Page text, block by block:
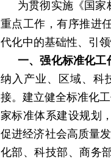
为贯彻实施《国
重点工作，有序推进
代化中的基础性、引
一、强化标准化工
纳入产业、区域、科
接。建立健全标准化
家标准体系建设规划
促进经济社会高质量
化部、科技部、商务